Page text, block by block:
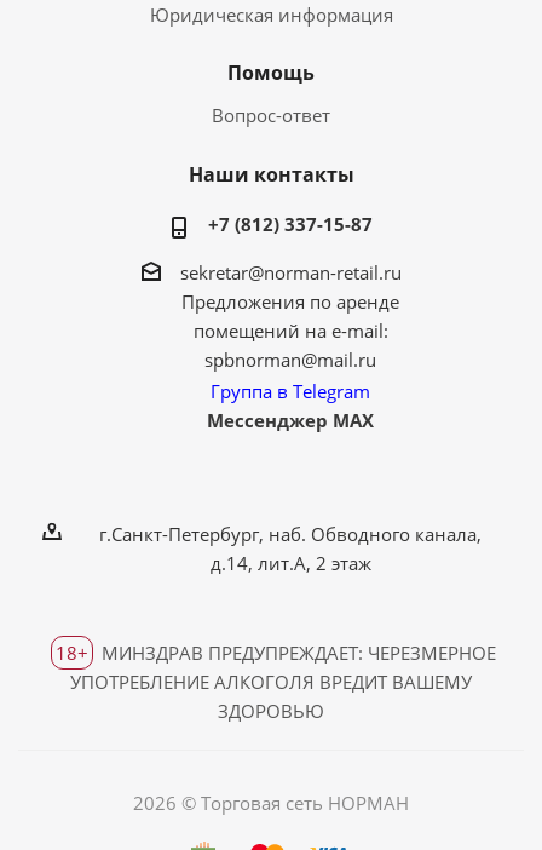
Юридическая информация
Помощь
Вопрос-ответ
Наши контакты
+7 (812) 337-15-87
sekretar@norman-retail.ru
Предложения по аренде
помещений на e-mail:
spbnorman@mail.ru
Группа в Telegram
Мессенджер MAX
г.Санкт-Петербург, наб. Обводного канала,
д.14, лит.А, 2 этаж
18+
МИНЗДРАВ ПРЕДУПРЕЖДАЕТ: ЧЕРЕЗМЕРНОЕ
УПОТРЕБЛЕНИЕ АЛКОГОЛЯ ВРЕДИТ ВАШЕМУ
ЗДОРОВЬЮ
2026 © Торговая сеть НОРМАН